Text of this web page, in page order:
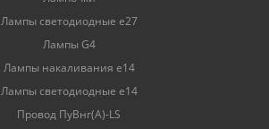
Лампы светодиодные е27
Лампы G4
Лампы накаливания е14
Лампы светодиодные е14
Провод ПуВнг(А)-LS